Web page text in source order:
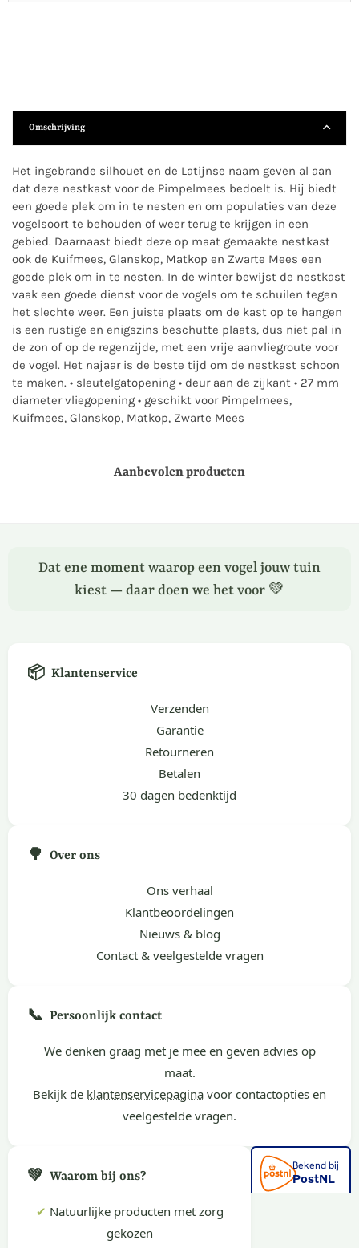
Omschrijving
Het ingebrande silhouet en de Latijnse naam geven al aan
dat deze nestkast voor de Pimpelmees bedoelt is. Hij biedt
een goede plek om in te nesten en om populaties van deze
vogelsoort te behouden of weer terug te krijgen in een
gebied. Daarnaast biedt deze op maat gemaakte nestkast
ook de Kuifmees, Glanskop, Matkop en Zwarte Mees een
goede plek om in te nesten. In de winter bewijst de nestkast
vaak een goede dienst voor de vogels om te schuilen tegen
het slechte weer. Een juiste plaats om de kast op te hangen
is een rustige en enigszins beschutte plaats, dus niet pal in
de zon of op de regenzijde, met een vrije aanvliegroute voor
de vogel. Het najaar is de beste tijd om de nestkast schoon
te maken. • sleutelgatopening • deur aan de zijkant • 27 mm
diameter vliegopening • geschikt voor Pimpelmees,
Kuifmees, Glanskop, Matkop, Zwarte Mees
Aanbevolen producten
Dat ene moment waarop een vogel jouw tuin
kiest — daar doen we het voor 💚
📦 Klantenservice
Verzenden
Garantie
Retourneren
Betalen
30 dagen bedenktijd
🌳 Over ons
Ons verhaal
Klantbeoordelingen
Nieuws & blog
Contact & veelgestelde vragen
📞 Persoonlijk contact
We denken graag met je mee en geven advies op
maat.
Bekijk de klantenservicepagina voor contactopties en
veelgestelde vragen.
💚 Waarom bij ons?
✔ Natuurlijke producten met zorg
gekozen